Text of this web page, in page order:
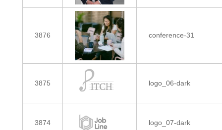
3876 conference-31
3875 logo_06-dark
3874 logo_07-dark